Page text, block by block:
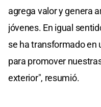
agrega valor y genera
jóvenes. En igual
se ha transformado en
para promover
exterior", resumió.